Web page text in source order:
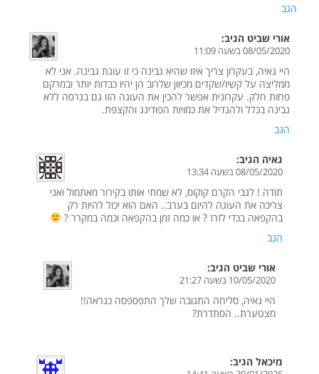
הגב
אורי שביט הגיב:
08/05/2020 בשעה 11:09
היי גאיה, בעקרון צריך איזו שהיא גבינה כי זו עוגת גבינה. אני לא
ממליצה על קשיו/שקדים מכיוון שלרוב הן יהיו כבדות יותר ובמרקם
פחות חלק. עקרונית אפשר להכין את העוגה הזו גם בגרסה ללא
גבינה בכלל ולהגדיל את כמויות הפודינג והקצפת.
הגב
גאיה הגיב:
08/05/2020 בשעה 13:34
תודה ! לגבי הקרם קוקוס, לא שמתי אותו בקירור מאתמול ואני
צריכה את העוגה להיום בערב.. האם הוא יכול להיות רק
בהקפאה בכדי לזרז ? או כמה זמן בהקפאה וכמה במקרר ?
הגב
אורי שביט הגיב:
10/05/2020 בשעה 21:27
היי גאיה, סליחה התגובה שלך התפספסה כנראה!!
מצטערת.. הסתדרת?
מיכאל הגיב: